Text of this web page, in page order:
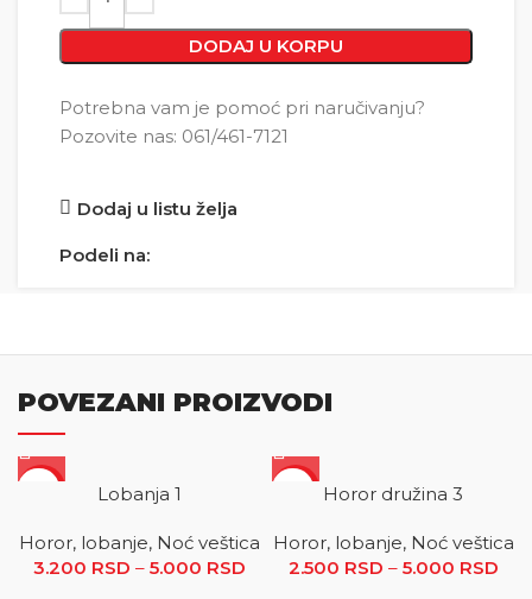
DODAJ U KORPU
Potrebna vam je pomoć pri naručivanju?
Pozovite nas: 061/461-7121
Dodaj u listu želja
Podeli na:
POVEZANI PROIZVODI
Lobanja 1
Horor, lobanje, Noć veštica
3.200 RSD – 5.000 RSD
Raspon cena: od 3.200 RSD
Horor družina 3
Horor, lobanje, Noć veštica
2.500 RSD – 5.000 RSD